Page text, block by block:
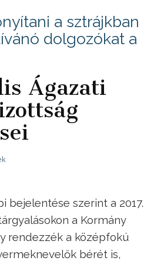
a sztrájkban
dolgozókat a
Ágazati
bejelentése szerint a 2017.
a Kormány
rendezzék a középfokú
bérét is,